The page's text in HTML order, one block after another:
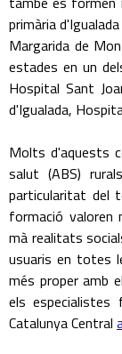
primària
Margarida de
estades en un
Hospital Sant
d'Igualada,
Molts d'aquests
salut (ABS)
particularitat del
formació valoren
mà realitats
usuaris en totes
més proper amb
els
Catalunya Central